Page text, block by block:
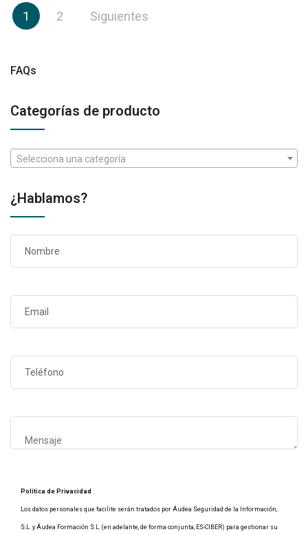
Paginación
de
1 2 Siguientes
FAQs
Categorías de producto
Selecciona una categoría
¿Hablamos?
Política de Privacidad
Los datos personales que facilite serán tratados por Áudea Seguridad de la Información,
S.L. y Áudea Formación S.L. (en adelante, de forma conjunta, ES-CIBER) para gestionar su